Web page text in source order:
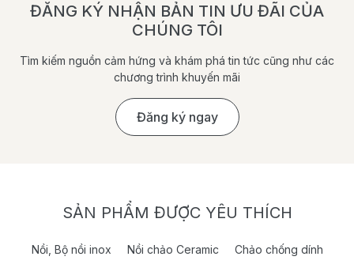
ĐĂNG KÝ NHẬN BẢN TIN ƯU ĐÃI CỦA
CHÚNG TÔI
Tìm kiếm nguồn cảm hứng và khám phá tin tức cũng như các
chương trình khuyến mãi
Đăng ký ngay
SẢN PHẨM ĐƯỢC YÊU THÍCH
Nồi, Bộ nồi inox Nồi chảo Ceramic
Chảo chống dính